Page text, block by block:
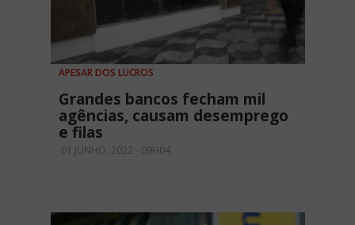
APESAR DOS LUCROS
Grandes bancos fecham mil
agências, causam desemprego
e filas
01 JUNHO, 2022 - 09H04